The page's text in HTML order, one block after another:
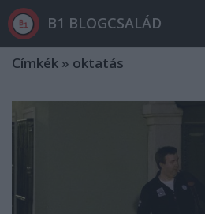
B1 BLOGCSALÁD
Címkék » oktatás